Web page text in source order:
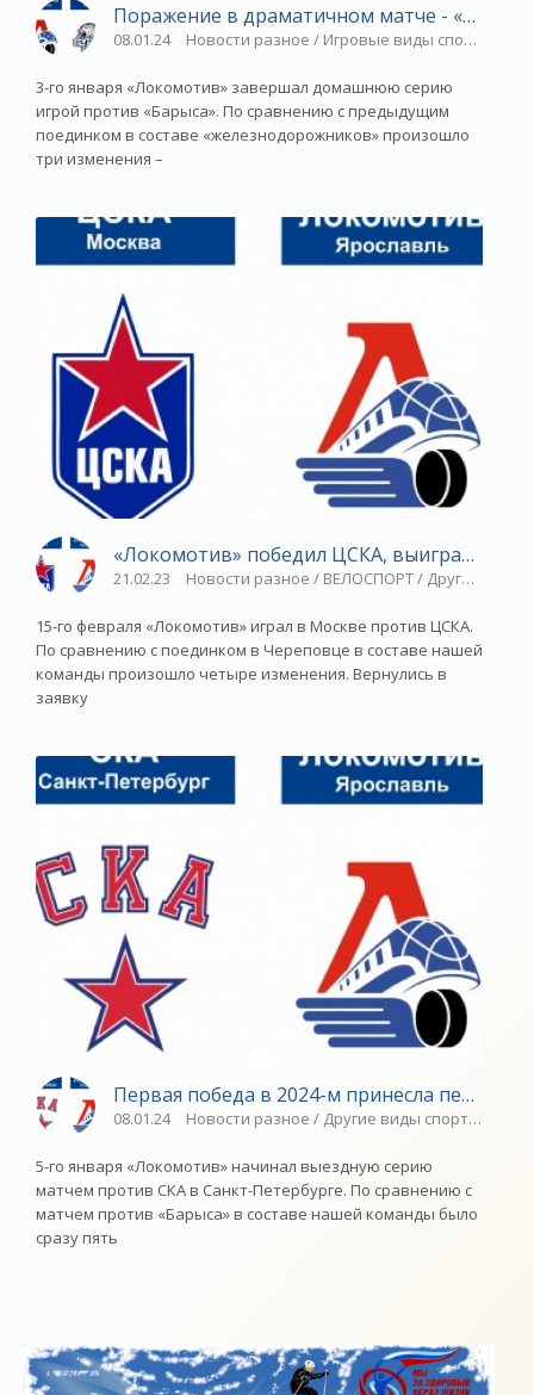
Поражение в драматичном матче -
08.01.24 Новости разное / Игровые виды спорта /
3-го января «Локомотив» завершал домашнюю серию
игрой против «Барыса». По сравнению с предыдущим
поединком в составе «железнодорожников» произошло
три изменения –
«Локомотив» победил ЦСКА, выиграв
21.02.23 Новости разное / ВЕЛОСПОРТ / Другие
15-го февраля «Локомотив» играл в Москве против ЦСКА.
По сравнению с поединком в Череповце в составе нашей
команды произошло четыре изменения. Вернулись в
заявку
Первая победа в 2024-м принесла первое
08.01.24 Новости разное / Другие виды спорта /
5-го января «Локомотив» начинал выездную серию
матчем против СКА в Санкт-Петербурге. По сравнению с
матчем против «Барыса» в составе нашей команды было
сразу пять